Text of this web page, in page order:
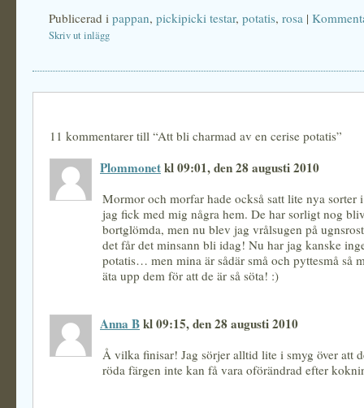
Publicerad i pappan, pickipicki testar, potatis, rosa |
Skriv ut inlägg
11 kommentarer till “Att bli charmad av en cerise potatis”
Plommonetkl 09:01, den 28 augusti 2010
Mormor och morfar hade också satt lite nya sorter
jag fick med mig några hem. De har sorligt nog
bortglömda, men nu blev jag vrålsugen på
det får det minsann bli idag! Nu har jag kanske
potatis… men mina är sådär små och pyttesmå så
äta upp dem för att de är så söta! :)
Anna Bkl 09:15, den 28 augusti 2010
Å vilka finisar! Jag sörjer alltid lite i smyg över att
röda färgen inte kan få vara oförändrad efter